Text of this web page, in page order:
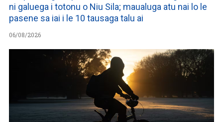
ni galuega i totonu o Niu Sila; maualuga atu nai lo le
pasene sa iai i le 10 tausaga talu ai
06/08/2026